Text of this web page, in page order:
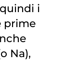
i
prime
Na),